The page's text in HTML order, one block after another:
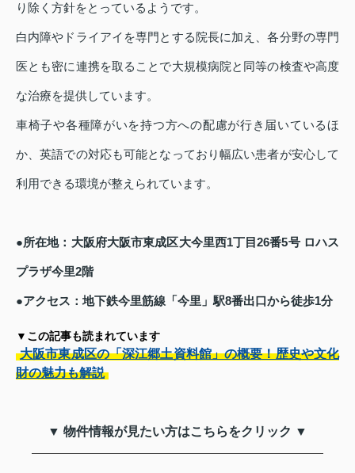
り除く方針をとっているようです。
白内障やドライアイを専門とする院長に加え、各分野の専門
医とも密に連携を取ることで大規模病院と同等の検査や高度
な治療を提供しています。
車椅子や各種障がいを持つ方への配慮が行き届いているほ
か、英語での対応も可能となっており幅広い患者が安心して
利用できる環境が整えられています。
●所在地：大阪府大阪市東成区大今里西1丁目26番5号 ロハス
プラザ今里2階
●アクセス：地下鉄今里筋線「今里」駅8番出口から徒歩1分
▼この記事も読まれています
大阪市東成区の「深江郷土資料館」の概要！歴史や文化
財の魅力も解説
▼ 物件情報が見たい方はこちらをクリック ▼